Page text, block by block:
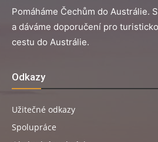
Pomáháme Čechům do Austrálie.
a dáváme doporučení pro
cestu do Austrálie.
Odkazy
Užitečné odkazy
Spolupráce